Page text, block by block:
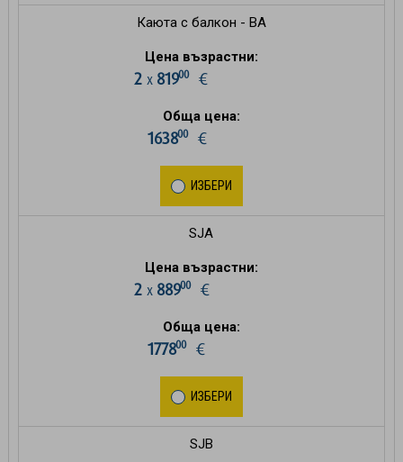
Каюта с балкон - BA
Цена възрастни:
2 х 81900€
Обща цена:
163800€
ИЗБЕРИ
SJA
Цена възрастни:
2 х 88900€
Обща цена:
177800€
ИЗБЕРИ
SJB